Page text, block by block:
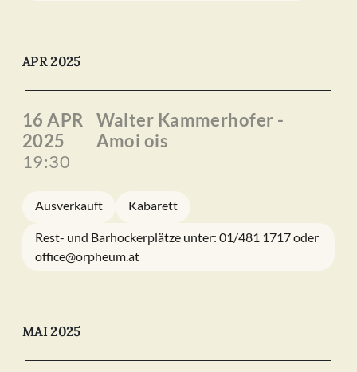
APR 2025
16 APR
2025
19:30
Walter Kammerhofer -
Amoi ois
Ausverkauft Kabarett
Rest- und Barhockerplätze unter: 01/481 1717 oder
office@orpheum.at
MAI 2025